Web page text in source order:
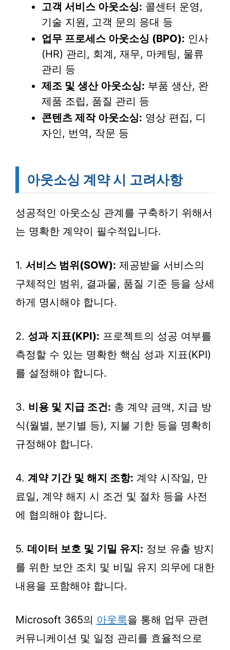
고객 서비스 아웃소싱: 콜센터 운영,
기술 지원, 고객 문의 응대 등
업무 프로세스 아웃소싱 (BPO): 인사
(HR) 관리, 회계, 재무, 마케팅, 물류
관리 등
제조 및 생산 아웃소싱: 부품 생산, 완
제품 조립, 품질 관리 등
콘텐츠 제작 아웃소싱: 영상 편집, 디
자인, 번역, 작문 등
아웃소싱 계약 시 고려사항
성공적인 아웃소싱 관계를 구축하기 위해서
는 명확한 계약이 필수적입니다.
1. 서비스 범위(SOW): 제공받을 서비스의
구체적인 범위, 결과물, 품질 기준 등을 상세
하게 명시해야 합니다.
2. 성과 지표(KPI): 프로젝트의 성공 여부를
측정할 수 있는 명확한 핵심 성과 지표(KPI)
를 설정해야 합니다.
3. 비용 및 지급 조건: 총 계약 금액, 지급 방
식(월별, 분기별 등), 지불 기한 등을 명확히
규정해야 합니다.
4. 계약 기간 및 해지 조항: 계약 시작일, 만
료일, 계약 해지 시 조건 및 절차 등을 사전
에 협의해야 합니다.
5. 데이터 보호 및 기밀 유지: 정보 유출 방지
를 위한 보안 조치 및 비밀 유지 의무에 대한
내용을 포함해야 합니다.
Microsoft 365의 아웃룩을 통해 업무 관련
커뮤니케이션 및 일정 관리를 효율적으로